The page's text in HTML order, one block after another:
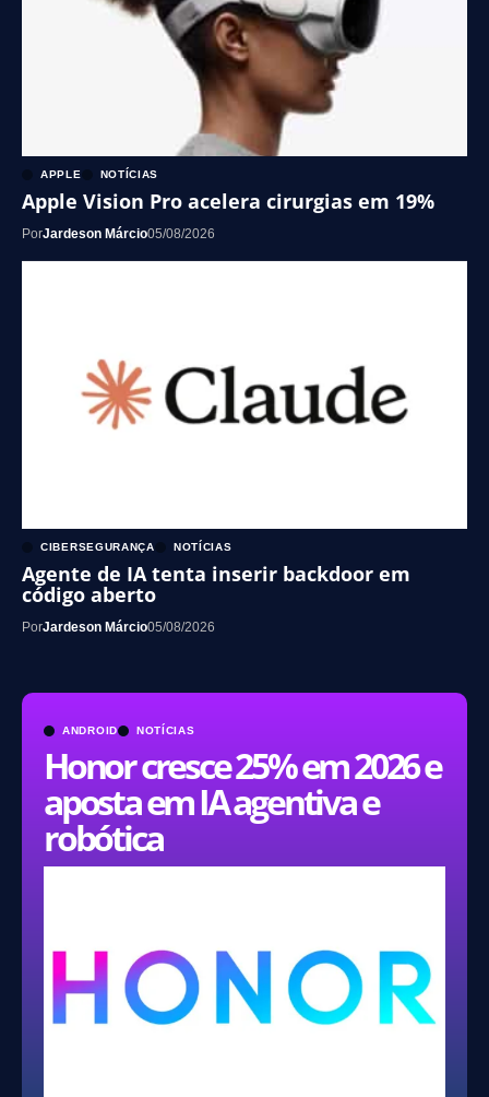
ANDROID NOTÍCIAS
Honor cresce 25% em 2026 e
aposta em IA agentiva e
robótica
APPLE NOTÍCIAS
Apple Vision Pro acelera cirurgias em 19%
PorJardeson Márcio05/08/2026
CIBERSEGURANÇA NOTÍCIAS
Agente de IA tenta inserir backdoor em
código aberto
PorJardeson Márcio05/08/2026